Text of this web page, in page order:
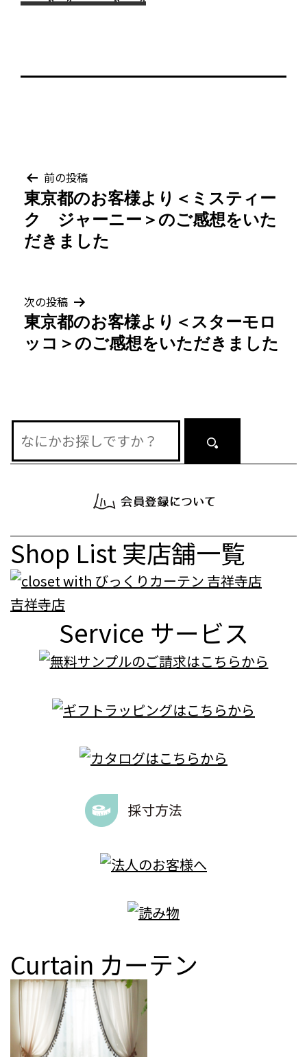
投
稿
ナ
ゲ
ー
ン
前の投稿
東京都のお客様より＜ミスティー
ク ジャーニー＞のご感想をいた
だきました
次の投稿
東京都のお客様より＜スターモロ
ッコ＞のご感想をいただきました
Shop List実店舗一覧
吉祥寺店
Service サービス
Curtain カーテン